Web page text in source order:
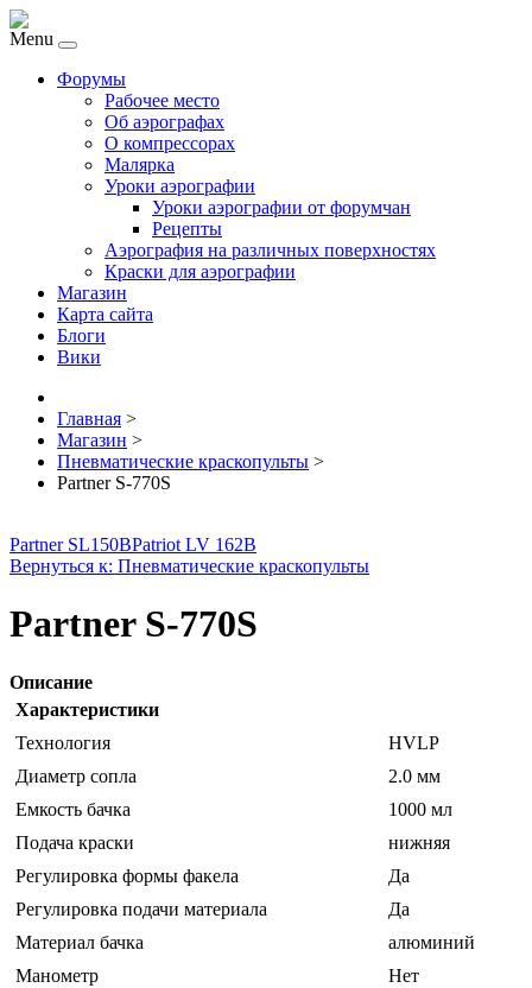
Menu
Форумы
Рабочее место
Об аэрографах
О компрессорах
Малярка
Уроки аэрографии
Уроки аэрографии от форумчан
Рецепты
Аэрография на различных поверхностях
Краски для аэрографии
Магазин
Карта сайта
Блоги
Вики
Главная >
Магазин >
Пневматические краскопульты >
Partner S-770S
Partner SL150BPatriot LV 162B
Вернуться к: Пневматические краскопульты
Partner S-770S
Описание
Характеристики
Технология
HVLP
Диаметр сопла
2.0 мм
Емкость бачка
1000 мл
Подача краски
нижняя
Регулировка формы факела
Да
Регулировка подачи материала
Да
Материал бачка
алюминий
Манометр
Нет